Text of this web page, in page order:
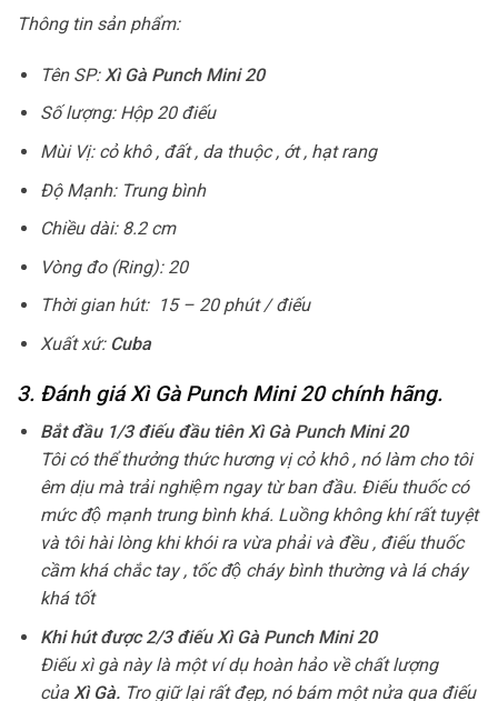
Thông tin sản phẩm:
Tên SP:Xì Gà Punch Mini 20
Số lượng: Hộp 20 điếu
Mùi Vị: cỏ khô , đất , da thuộc , ớt , hạt rang
Độ Mạnh: Trung bình
Chiều dài: 8.2 cm
Vòng đo (Ring): 20
Thời gian hút: 15 – 20 phút / điếu
Xuất xứ: Cuba
3. Đánh giá Xì Gà Punch Mini 20 chính hãng.
Bắt đầu 1/3 điếu đầu tiên Xì Gà Punch Mini 20
Tôi có thể thưởng thức hương vị cỏ khô , nó làm cho tôi
êm dịu mà trải nghiệm ngay từ ban đầu. Điếu thuốc có
mức độ mạnh trung bình khá. Luồng không khí rất tuyệt
và tôi hài lòng khi khói ra vừa phải và đều , điếu thuốc
cầm khá chắc tay , tốc độ cháy bình thường và lá cháy
khá tốt
Khi hút được 2/3 điếu Xì Gà Punch Mini 20
Điếu xì gà này là một ví dụ hoàn hảo về chất lượng
của Xì Gà.Tro giữ lại rất đẹp, nó bám một nửa qua điếu